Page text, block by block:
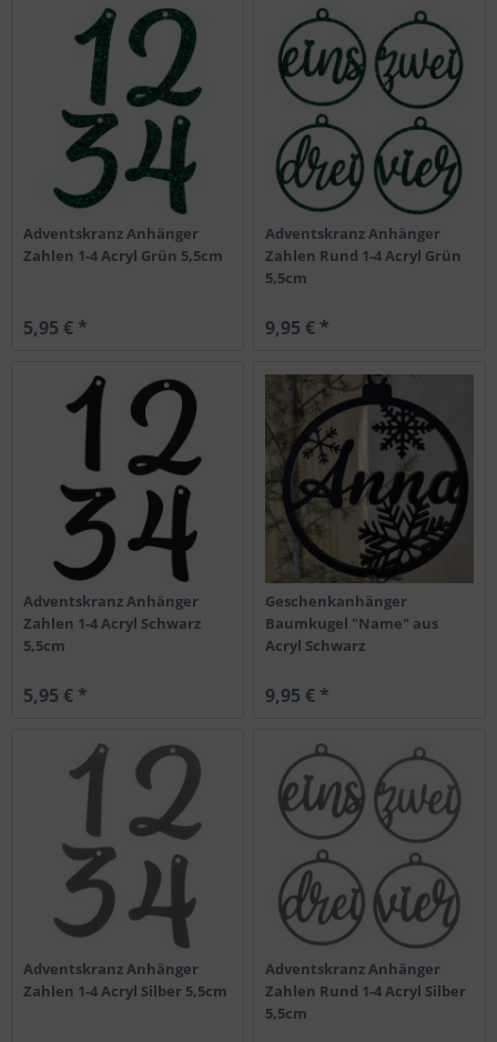
Adventskranz Anhänger
Zahlen 1-4 Acryl Grün 5,5cm
5,95 € *
Adventskranz Anhänger
Zahlen Rund 1-4 Acryl Grün
5,5cm
9,95 € *
Adventskranz Anhänger
Zahlen 1-4 Acryl Schwarz
5,5cm
5,95 € *
Geschenkanhänger
Baumkugel "Name" aus
Acryl Schwarz
9,95 € *
Adventskranz Anhänger
Zahlen 1-4 Acryl Silber 5,5cm
Adventskranz Anhänger
Zahlen Rund 1-4 Acryl Silber
5,5cm